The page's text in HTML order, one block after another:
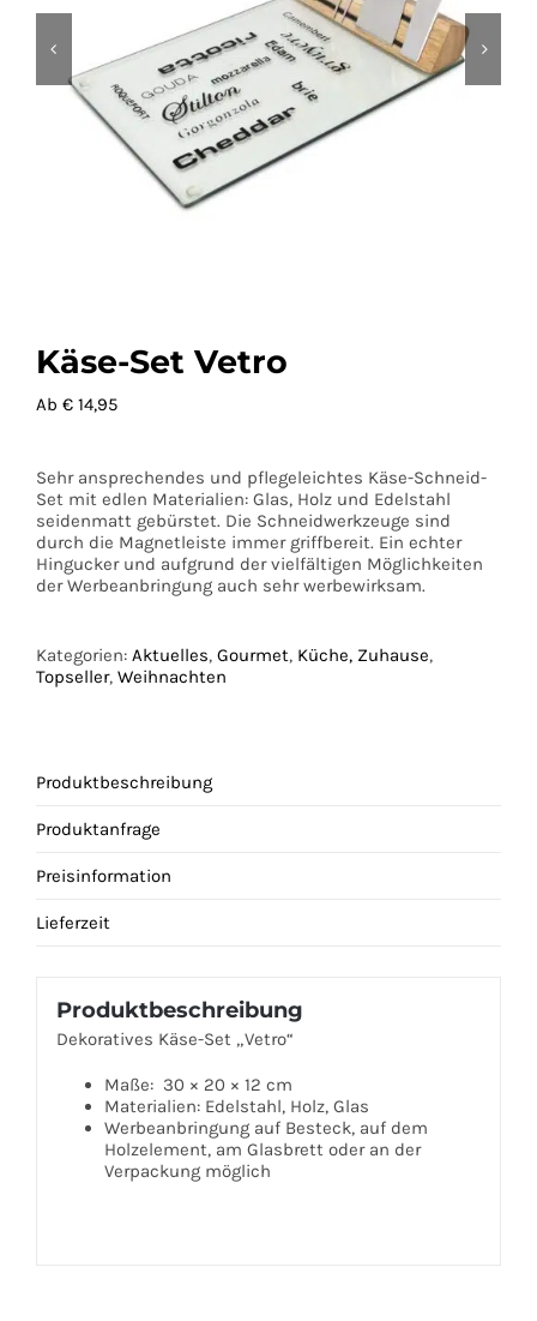
Käse-Set Vetro
Ab € 14,95
Sehr ansprechendes und pflegeleichtes Käse-Schneid-
Set mit edlen Materialien: Glas, Holz und Edelstahl
seidenmatt gebürstet. Die Schneidwerkzeuge sind
durch die Magnetleiste immer griffbereit. Ein echter
Hingucker und aufgrund der vielfältigen Möglichkeiten
der Werbeanbringung auch sehr werbewirksam.
Kategorien: Aktuelles, Gourmet, Küche, Zuhause,
Topseller, Weihnachten
Produktbeschreibung
Produktanfrage
Preisinformation
Lieferzeit
Produktbeschreibung
Dekoratives Käse-Set „Vetro“
Maße: 30 × 20 × 12 cm
Materialien: Edelstahl, Holz, Glas
Werbeanbringung auf Besteck, auf dem
Holzelement, am Glasbrett oder an der
Verpackung möglich